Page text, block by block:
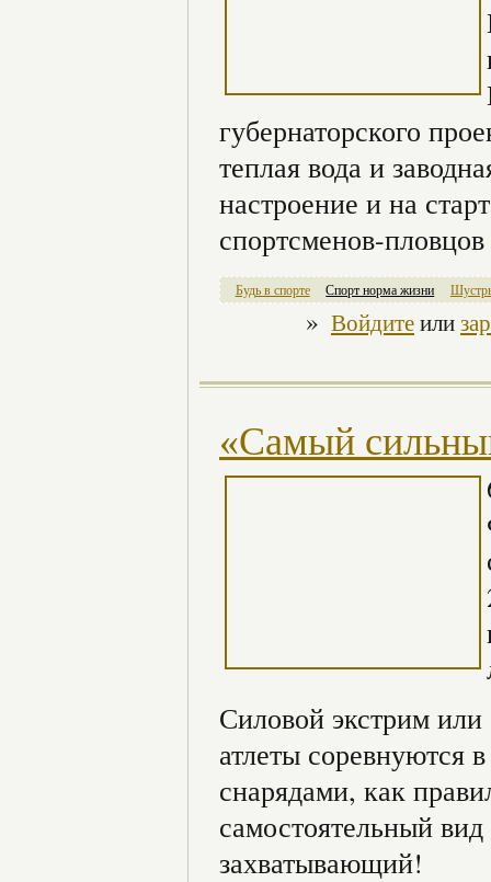
губернаторского
теплая вода и
настроение и на
спортсменов-
Будь в спорте Спорт норма жизни
» Войдитеили
«Самый
Силовой экстрим
атлеты соревнуются
снарядами, как
самостоятельный
захватывающий!